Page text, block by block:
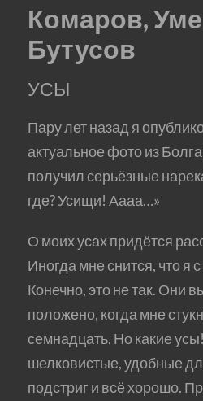
Комаров,
Бутусов
УСЫ
Пару лет назад я
актуальное фото из
получил серьёзные
где? Усищи! Аааа…»
О моих усах придётся
Иногда мне снится, что я
Конечно, это не так. Они
положено, когда мне
семнадцать. Но какие
шелковистые, удобные
подстриг и всё хорошо.